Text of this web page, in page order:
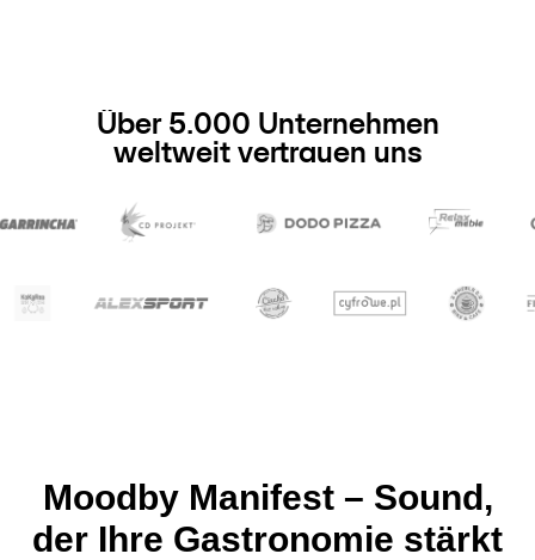
Über 5.000 Unternehmen
weltweit vertrauen uns
Moodby Manifest – Sound,
der Ihre Gastronomie stärkt